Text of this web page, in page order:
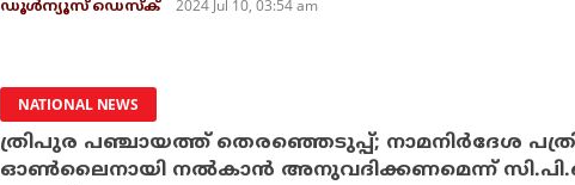
ഡൂള്‍ന്യൂസ് ഡെസ്‌ക് 2024 Jul 10, 03:54 am
NATIONAL NEWS
ത്രിപുര പഞ്ചായത്ത് തെരഞ്ഞെടുപ്പ്; നാമനിര്‍ദേശ
ഓണ്‍ലൈനായി നല്‍കാന്‍ അനുവദിക്കണമെന്ന്